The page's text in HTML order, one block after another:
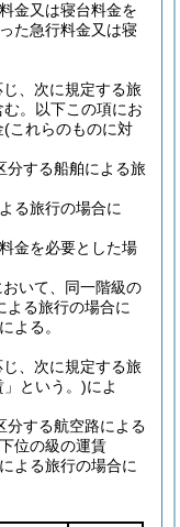
金又は寝台料金を
た急行料金又は寝
、次に規定する旅
。以下この項にお
これらのものに対
する船舶による旅
る旅行の場合に
金を必要とした場
いて、同一階級の
よる旅行の場合に
よる。
、次に規定する旅
という。)によ
する航空路による
位の級の運賃
よる旅行の場合に